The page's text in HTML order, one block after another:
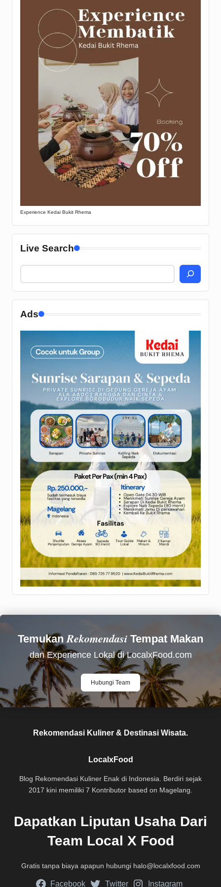
Experience Kedai Bukit Rhema
Live Search
Ads
TemukanRekomendasi Tempat Makan
dan Experience Lokal di LocalxFood.com
Hubungi Team
Rekomendasi Kuliner & Destinasi Wisata.
LocalxFood
Blog Rekomendasi Kuliner Enak di Indonesia. Berdiri sejak
2017 kini memiliki 7 Kontributor based on Magelang.
Dapatkan Liputan Usaha Dari
Team Local X Food
Gratis tanpa biaya apapun hubungi halo@localxfood.com
Facebook Twitter Instagram